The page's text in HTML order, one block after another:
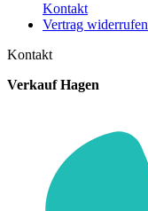
Kontakt
Vertrag widerrufen
Kontakt
Verkauf Hagen